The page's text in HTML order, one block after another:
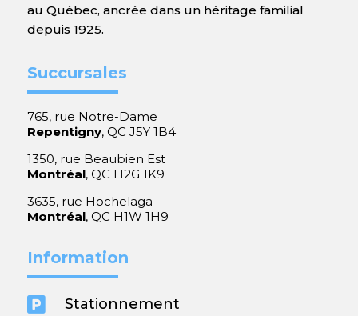
au Québec, ancrée dans un héritage familial
depuis 1925.
Succursales
765, rue Notre-Dame
Repentigny, QC J5Y 1B4
1350, rue Beaubien Est
Montréal, QC H2G 1K9
3635, rue Hochelaga
Montréal, QC H1W 1H9
Information
 Stationnement